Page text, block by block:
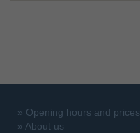
» Opening hours and prices
» About us